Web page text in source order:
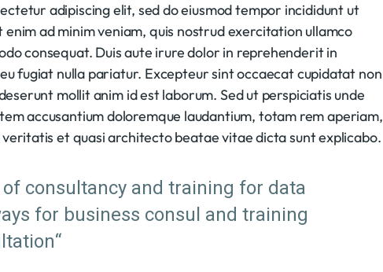
adipiscing elit, sed do eiusmod tempor incididunt ut
ad minim veniam, quis nostrud exercitation ullamco
consequat. Duis aute irure dolor in reprehenderit in
fugiat nulla pariatur. Excepteur sint occaecat cupidatat non
mollit anim id est laborum. Sed ut perspiciatis unde
accusantium doloremque laudantium, totam rem aperiam,
et quasi architecto beatae vitae dicta sunt explicabo.
consultancy and training for data
for business consul and training